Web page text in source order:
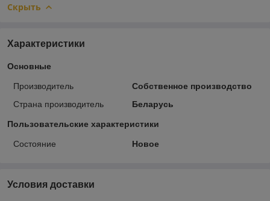
Скрыть
Характеристики
Основные
Производитель
Собственное производство
Страна производитель
Беларусь
Пользовательские характеристики
Состояние Новое
Условия доставки